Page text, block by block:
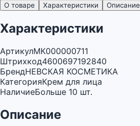
О товаре Характеристики Описание
Характеристики
АртикулМК000000711
Штрихкод4600697192840
БрендНЕВСКАЯ КОСМЕТИКА
КатегорияКрем для лица
НаличиеБольше 10 шт.
Описание